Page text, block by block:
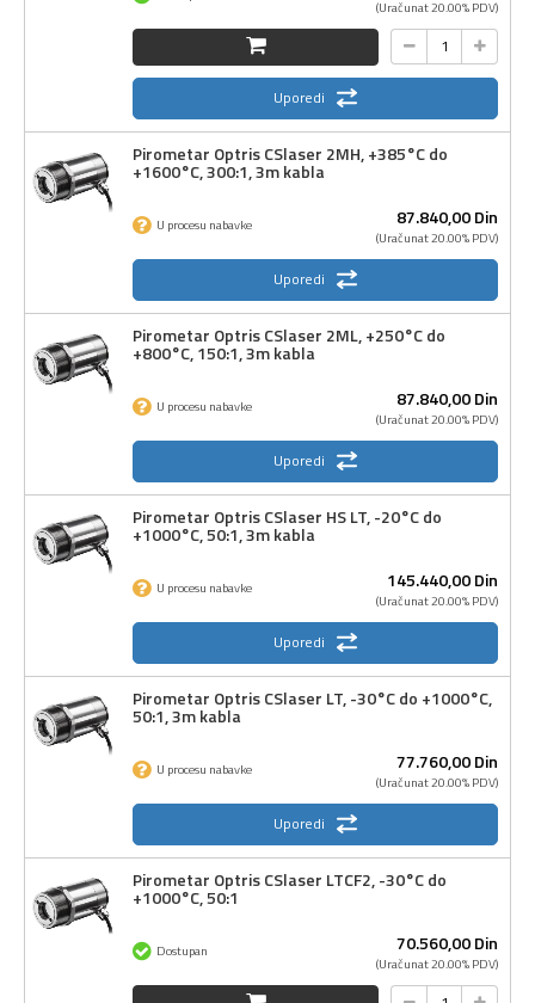
(Uračunat 20.00% PDV)
Uporedi
Pirometar Optris CSlaser 2MH, +385°C do
+1600°C, 300:1, 3m kabla
87.840,00Din
(Uračunat 20.00% PDV)
U procesu nabavke
Uporedi
Pirometar Optris CSlaser 2ML, +250°C do
+800°C, 150:1, 3m kabla
87.840,00Din
(Uračunat 20.00% PDV)
U procesu nabavke
Uporedi
Pirometar Optris CSlaser HS LT, -20°C do
+1000°C, 50:1, 3m kabla
145.440,00Din
(Uračunat 20.00% PDV)
U procesu nabavke
Uporedi
Pirometar Optris CSlaser LT, -30°C do +1000°C,
50:1, 3m kabla
77.760,00Din
(Uračunat 20.00% PDV)
U procesu nabavke
Uporedi
Pirometar Optris CSlaser LTCF2, -30°C do
+1000°C, 50:1
70.560,00Din
(Uračunat 20.00% PDV)
Dostupan